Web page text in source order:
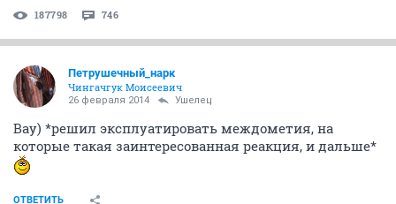
187798 746
Петрушечный_нарк
Чингачгук Моисеевич
26 февраля 2014 Ушелец
Вау) *решил эксплуатировать междометия, на
которые такая заинтересованная реакция, и дальше*
ОТВЕТИТЬ